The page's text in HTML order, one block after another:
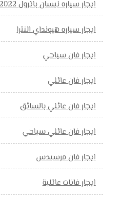
ايجار سياره نيسان باترول 2022
ايجار سياره هيونداي النترا
ايجار فان سياحي
ايجار فان عائلي
ايجار فان عائلي بالسائق
ايجار فان عائلي سياحي
ايجار فان مرسيدس
ايجار فانات عائلية